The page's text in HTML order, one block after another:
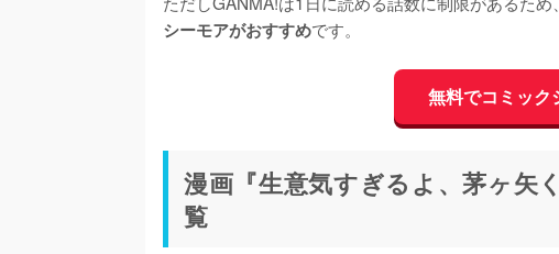
シーモアがおすすめです。
無料でコミック
漫画『生意気すぎるよ、茅ヶ矢
覧